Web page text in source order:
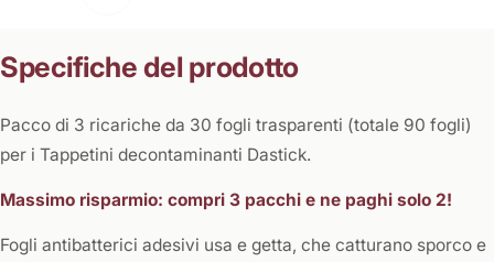
Specifiche del prodotto
Pacco di 3 ricariche da 30 fogli trasparenti (totale 90 fogli)
per i Tappetini decontaminanti Dastick.
Massimo risparmio: compri 3 pacchi e ne paghi solo 2!
Fogli antibatterici adesivi usa e getta, che catturano sporco e